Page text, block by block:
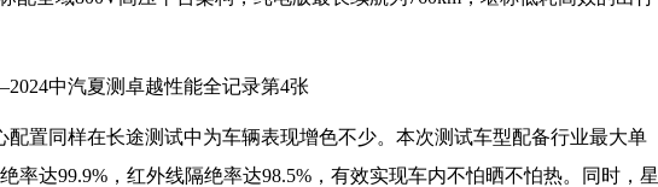
置同样在长途测试中为车辆表现增色不少。本次测试车型配备行业最大单
率达99.9%，红外线隔绝率达98.5%，有效实现车内不怕晒不怕热。同时，星